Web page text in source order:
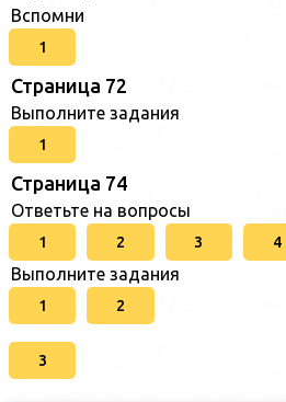
Вспомни
1
Страница 72
Выполните задания
1
Страница 74
Ответьте на вопросы
1 2 3 4
Выполните задания
1 2
3